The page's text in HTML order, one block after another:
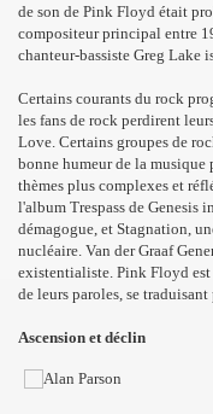
de son de Pink Floyd était
compositeur principal entre
chanteur-bassiste Greg
Certains courants du rock
les fans de rock perdirent
Love. Certains groupes de
bonne humeur de la musique
thèmes plus complexes et
l'album Trespass de Genesis
démagogue, et Stagnation,
nucléaire. Van der Graaf
existentialiste. Pink Floyd
de leurs paroles, se
Ascension et déclin